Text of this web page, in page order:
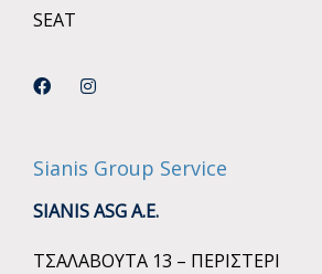
SEAT
Sianis Group Service
SIANIS ASG A.E.
ΤΣΑΛΑΒΟΥΤΑ 13 – ΠΕΡΙΣΤΕΡΙ